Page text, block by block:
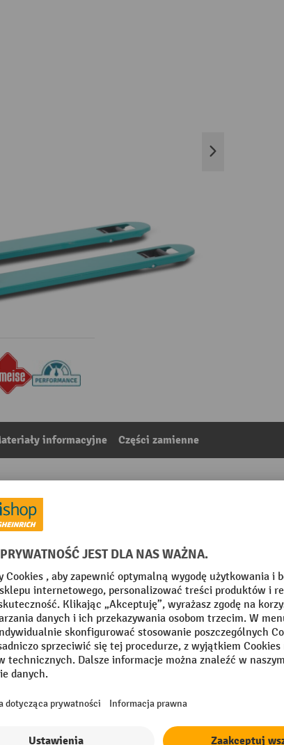
informacyjne Części zamienne
1.5 Low, udźwig 1500 kg, długość wideł
Wózki reczne z plaskimi widlami
Rolki najazdowe
Segment
Szerokość całkowita
Szerokość koła
Szerokość nośna wideł
Szerokość przejścia